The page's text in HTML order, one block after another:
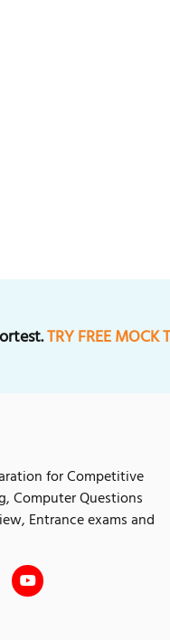
TRY FREE MOCK
for Competitive
Computer Questions
Entrance exams and